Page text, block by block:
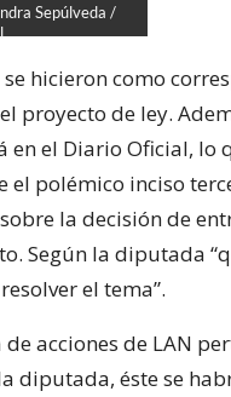
Sepúlveda /
hicieron como
proyecto de ley.
en el Diario Oficial, lo
el polémico inciso
la decisión de
Según la diputada
el tema”.
acciones de LAN
diputada, éste se